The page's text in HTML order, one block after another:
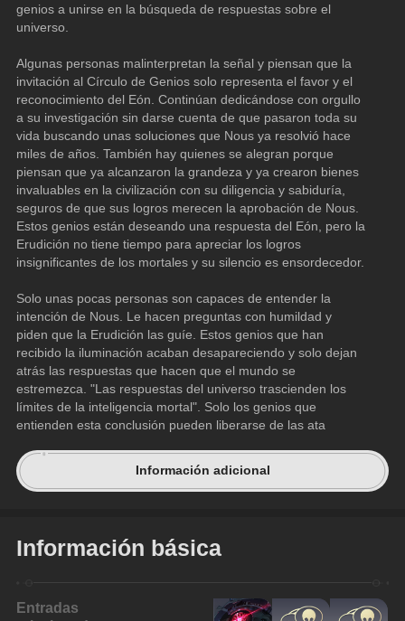
genios a unirse en la búsqueda de respuestas sobre el
universo.
Algunas personas malinterpretan la señal y piensan que la
invitación al Círculo de Genios solo representa el favor y el
reconocimiento del Eón. Continúan dedicándose con orgullo
a su investigación sin darse cuenta de que pasaron toda su
vida buscando unas soluciones que Nous ya resolvió hace
miles de años. También hay quienes se alegran porque
piensan que ya alcanzaron la grandeza y ya crearon bienes
invaluables en la civilización con su diligencia y sabiduría,
seguros de que sus logros merecen la aprobación de Nous.
Estos genios están deseando una respuesta del Eón, pero la
Erudición no tiene tiempo para apreciar los logros
insignificantes de los mortales y su silencio es ensordecedor.
Solo unas pocas personas son capaces de entender la
intención de Nous. Le hacen preguntas con humildad y
piden que la Erudición las guíe. Estos genios que han
recibido la iluminación acaban desapareciendo y solo dejan
atrás las respuestas que hacen que el mundo se
estremezca. "Las respuestas del universo trascienden los
límites de la inteligencia mortal". Solo los genios que
entienden esta conclusión pueden liberarse de las ata
Información adicional
Información básica
Entradas